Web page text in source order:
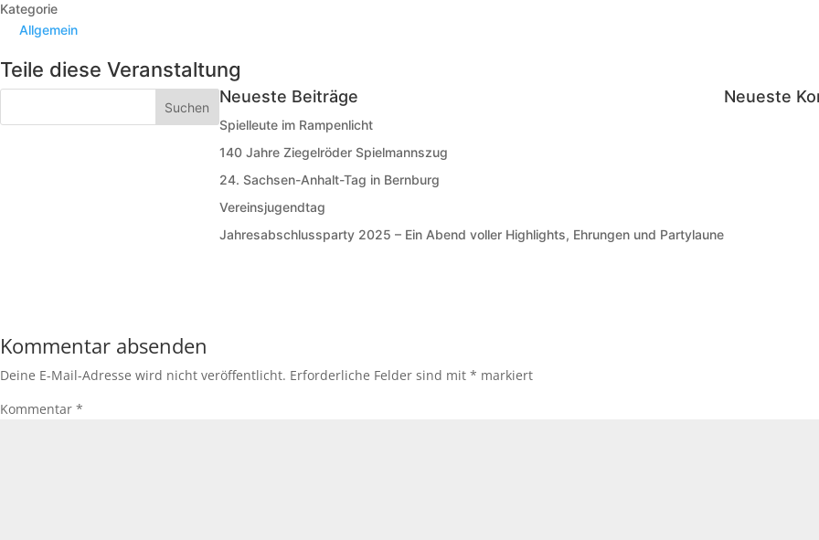
Kategorie
Allgemein
Teile diese Veranstaltung
Neueste Beiträge
Spielleute im Rampenlicht
140 Jahre Ziegelröder Spielmannszug
24. Sachsen-Anhalt-Tag in Bernburg
Vereinsjugendtag
Jahresabschlussparty 2025 – Ein Abend voller Highlights, Ehrungen und Partylaune
Neueste
Kommentar absenden
Deine E-Mail-Adresse wird nicht veröffentlicht. Erforderliche Felder sind mit * markiert
Kommentar *